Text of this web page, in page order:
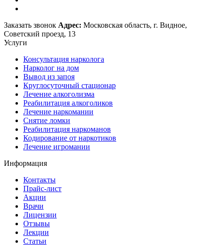
Заказать звонок Адрес: Московская область, г. Видное,
Советский проезд, 13
Услуги
Консультация нарколога
Нарколог на дом
Вывод из запоя
Круглосуточный стационар
Лечение алкоголизма
Реабилитация алкоголиков
Лечение наркомании
Снятие ломки
Реабилитация наркоманов
Кодирование от наркотиков
Лечение игромании
Информация
Контакты
Прайс-лист
Акции
Врачи
Лицензии
Отзывы
Лекции
Статьи